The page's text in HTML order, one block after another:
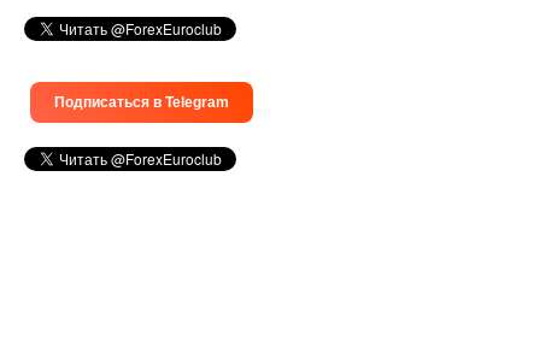
Подписаться в Telegram